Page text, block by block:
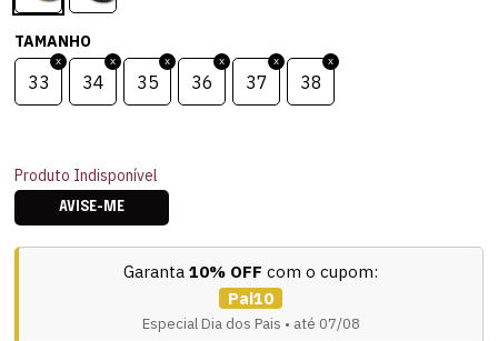
TAMANHO
33 34 35 36 37 38
Produto Indisponível
AVISE-ME
Garanta 10% OFF com o cupom:
Pai10
Especial Dia dos Pais • até 07/08